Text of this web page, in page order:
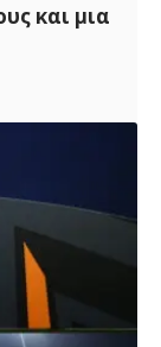
και μια